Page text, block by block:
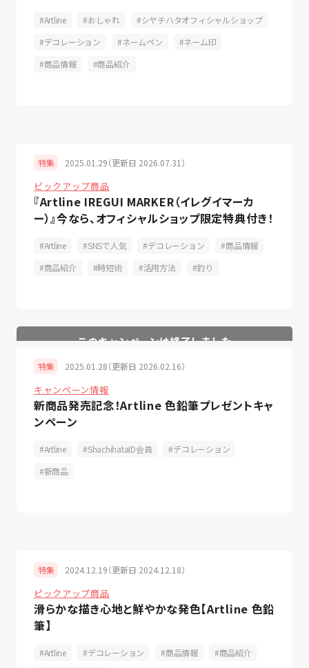
Artline おしゃれ
シヤチハタオフィシャルショップ
デコレーション
ネームペン
ネーム印
商品情報
商品紹介
特集 2025.01.29（更新日 2026.07.31）
ピックアップ商品
『Artline IREGUI MARKER（イレグイマーカ
ー）』今なら、オフィシャルショップ限定特典付き！
Artline SNSで人気 デコレーション
商品情報
商品紹介
時短術 活用方法 釣り
特集 2025.01.28（更新日 2026.02.16）
キャンペーン情報
新商品発売記念！Artline 色鉛筆プレゼントキャ
ンペーン
Artline ShachihataID会員
デコレーション
新商品
特集 2024.12.19（更新日 2024.12.18）
ピックアップ商品
滑らかな描き心地と鮮やかな発色【Artline 色鉛
筆】
Artline デコレーション 商品情報
商品紹介